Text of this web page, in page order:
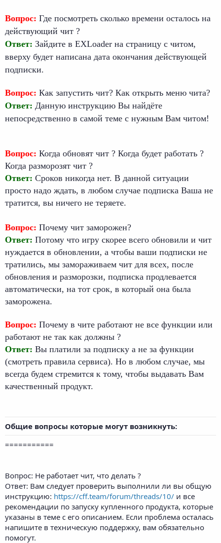
Вопрос: Где посмотреть сколько времени осталось на
действующий чит ?
Ответ: Зайдите в EXLoader на страницу с читом,
вверху будет написана дата окончания действующей
подписки.
Вопрос: Как запустить чит? Как открыть меню чита?
Ответ: Данную инструкцию Вы найдёте
непосредственно в самой теме с нужным Вам читом!
Вопрос: Когда обновят чит ? Когда будет работать ?
Когда разморозят чит ?
Ответ: Сроков никогда нет. В данной ситуации
просто надо ждать, в любом случае подписка Ваша не
тратится, вы ничего не теряете.
Вопрос: Почему чит заморожен?
Ответ: Потому что игру скорее всего обновили и чит
нуждается в обновлении, а чтобы ваши подписки не
тратились, мы замораживаем чит для всех, после
обновления и разморозки, подписка продлевается
автоматически, на тот срок, в который она была
заморожена.
Вопрос: Почему в чите работают не все функции или
работают не так как должны ?
Ответ: Вы платили за подписку а не за функции
(смотреть правила сервиса). Но в любом случае, мы
всегда будем стремится к тому, чтобы выдавать Вам
качественный продукт.
Общие вопросы которые могут возникнуть:
===========
Вопрос: Не работает чит, что делать ?
Ответ: Вам следует проверить выполнили ли вы общую
инструкцию: https://cff.team/forum/threads/10/ и все
рекомендации по запуску купленного продукта, которые
указаны в теме с его описанием. Если проблема осталась
напишите в техническую поддержку, вам обязательно
помогут.